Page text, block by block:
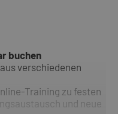
buchen
verschiedenen
Training zu festen
und neue